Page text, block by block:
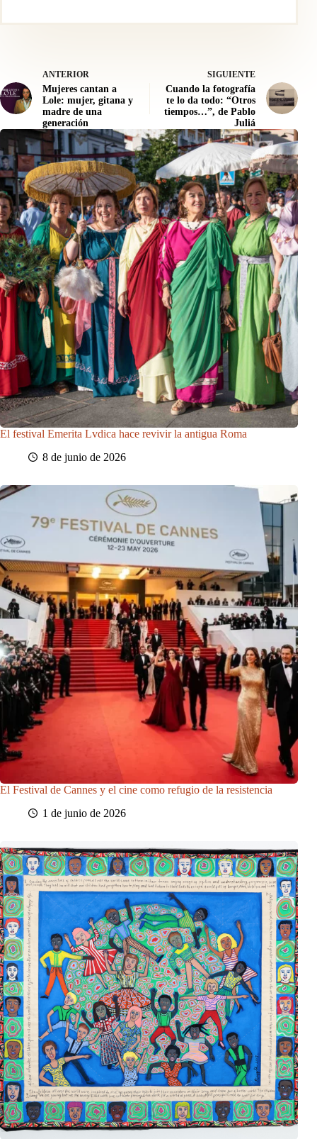
ANTERIOR
Mujeres cantan a
Lole: mujer, gitana y
madre de una
generación
SIGUIENTE
Cuando la fotografía
te lo da todo: “Otros
tiempos…”, de Pablo
Juliá
El festival Emerita Lvdica hace revivir la antigua Roma
8 de junio de 2026
El Festival de Cannes y el cine como refugio de la resistencia
1 de junio de 2026